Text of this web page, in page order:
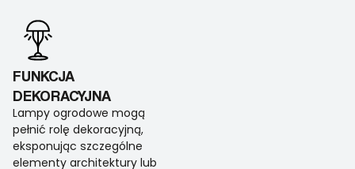
FUNKCJA
DEKORACYJNA
Lampy ogrodowe mogą
pełnić rolę dekoracyjną,
eksponując szczególne
elementy architektury lub